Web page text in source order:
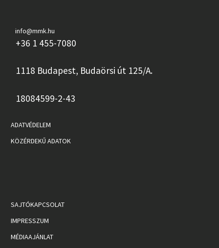
info@mmk.hu
+36 1 455-7080
1118 Budapest, Budaörsi út 125/A.
18084599-2-43
ADATVÉDELEM
KÖZÉRDEKŰ ADATOK
SAJTÓKAPCSOLAT
IMPRESSZUM
MÉDIAAJÁNLAT